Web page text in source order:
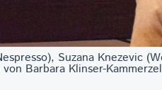
Suzana Knezevic
Barbara Klinser-